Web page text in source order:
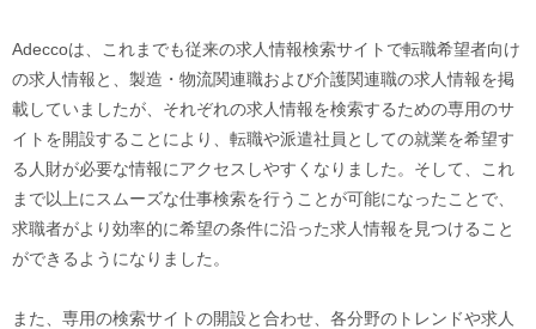
Adeccoは、これまでも従来の求人情報検索サイトで転職希望者向け
の求人情報と、製造・物流関連職および介護関連職の求人情報を掲
載していましたが、それぞれの求人情報を検索するための専用のサ
イトを開設することにより、転職や派遣社員としての就業を希望す
る人財が必要な情報にアクセスしやすくなりました。そして、これ
まで以上にスムーズな仕事検索を行うことが可能になったことで、
求職者がより効率的に希望の条件に沿った求人情報を見つけること
ができるようになりました。
また、専用の検索サイトの開設と合わせ、各分野のトレンドや求人